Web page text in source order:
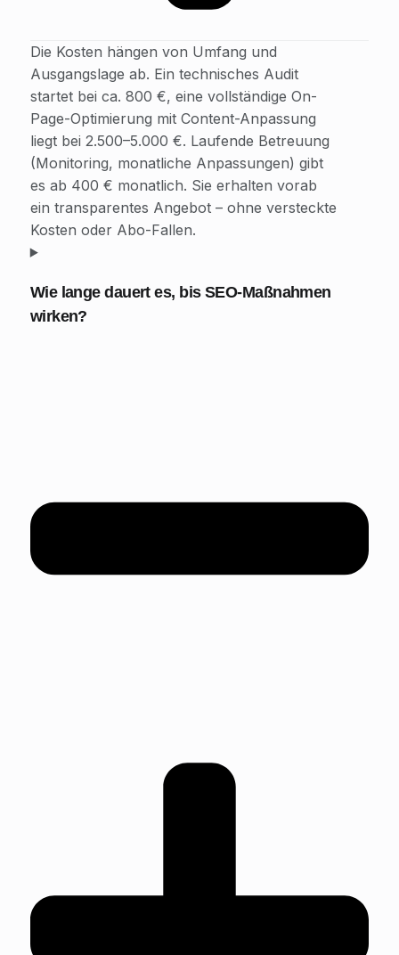
Die Kosten hängen von Umfang und
Ausgangslage ab. Ein technisches Audit
startet bei ca. 800 €, eine vollständige On-
Page-Optimierung mit Content-Anpassung
liegt bei 2.500–5.000 €. Laufende Betreuung
(Monitoring, monatliche Anpassungen) gibt
es ab 400 € monatlich. Sie erhalten vorab
ein transparentes Angebot – ohne versteckte
Kosten oder Abo-Fallen.
Wie lange dauert es, bis SEO-Maßnahmen
wirken?